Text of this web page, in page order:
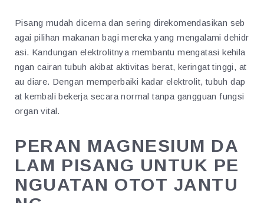
Pisang mudah dicerna dan sering direkomendasikan seb
agai pilihan makanan bagi mereka yang mengalami dehidr
asi. Kandungan elektrolitnya membantu mengatasi kehila
ngan cairan tubuh akibat aktivitas berat, keringat tinggi, at
au diare. Dengan memperbaiki kadar elektrolit, tubuh dap
at kembali bekerja secara normal tanpa gangguan fungsi
organ vital.
PERAN MAGNESIUM DA
LAM PISANG UNTUK PE
NGUATAN OTOT JANTU